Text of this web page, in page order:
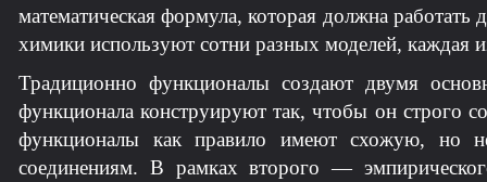
математическая формула, которая должна
химики используют сотни разных моделей, каждая
Традиционно функционалы создают двумя
функционала конструируют так, чтобы он строго
функционалы как правило имеют схожую, но
соединениям. В рамках второго —